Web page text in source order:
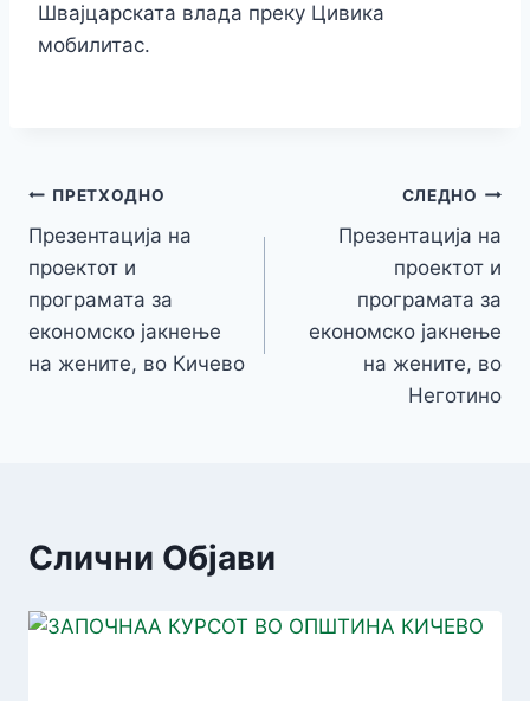
Швајцарската влада преку Цивика
мобилитас.
Навигација
на
напис
ПРЕТХОДНО
Презентација на
проектот и
програмата за
економско јакнење
на жените, во Кичево
СЛЕДНО
Презентација на
проектот и
програмата за
економско јакнење
на жените, во
Неготино
Слични Објави